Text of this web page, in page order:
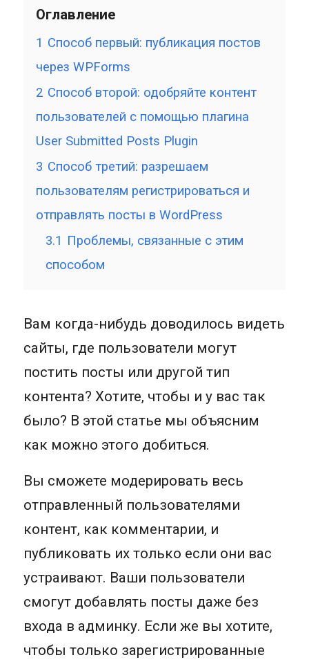
Оглавление
1 Способ первый: публикация постов
через WPForms
2 Способ второй: одобряйте контент
пользователей с помощью плагина
User Submitted Posts Plugin
3 Способ третий: разрешаем
пользователям регистрироваться и
отправлять посты в WordPress
3.1 Проблемы, связанные с этим
способом
Вам когда-нибудь доводилось видеть
сайты, где пользователи могут
постить посты или другой тип
контента? Хотите, чтобы и у вас так
было? В этой статье мы объясним
как можно этого добиться.
Вы сможете модерировать весь
отправленный пользователями
контент, как комментарии, и
публиковать их только если они вас
устраивают. Ваши пользователи
смогут добавлять посты даже без
входа в админку. Если же вы хотите,
чтобы только зарегистрированные